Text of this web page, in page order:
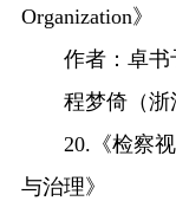
Organization》
作者：卓书予
程梦倚（浙江
20.《检察视
与治理》